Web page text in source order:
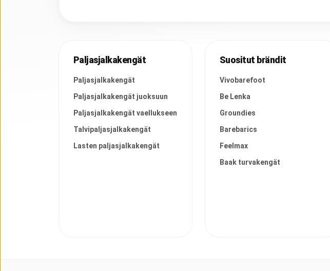
Paljasjalkakengät
Paljasjalkakengät
Paljasjalkakengät juoksuun
Paljasjalkakengät vaellukseen
Talvipaljasjalkakengät
Lasten paljasjalkakengät
Suositut brändit
Vivobarefoot
Be Lenka
Groundies
Barebarics
Feelmax
Baak turvakengät